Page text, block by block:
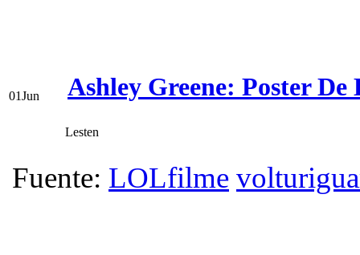
01Jun Ashley Greene: Poster
Lesten
Fuente: LOLfilme